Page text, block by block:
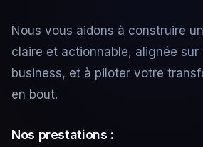
Nous vous aidons à construire
claire et actionnable, alignée
business, et à piloter votre
en bout.
Nos prestations :